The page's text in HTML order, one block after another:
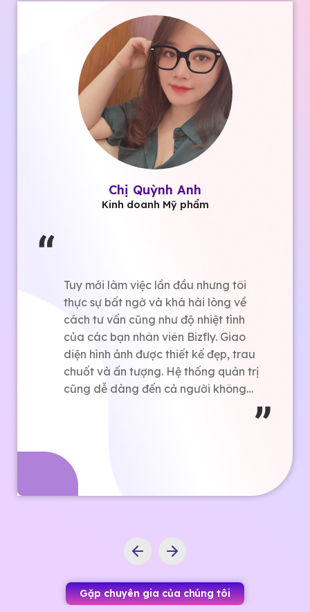
Chị Quỳnh Anh
Kinh doanh Mỹ phẩm
Tuy mới làm việc lần đầu nhưng tôi
thực sự bất ngờ và khá hài lòng về
cách tư vấn cũng như độ nhiệt tình
của các bạn nhân viên Bizfly. Giao
diện hình ảnh được thiết kế đẹp, trau
chuốt và ấn tượng. Hệ thống quản trị
cũng dễ dàng đến cả người không
Gặp chuyên gia của chúng tôi